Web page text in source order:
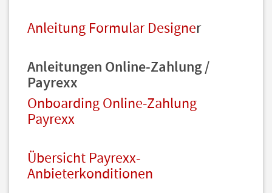
Anleitung Formular Designer
Anleitungen Online-Zahlung /
Payrexx
Onboarding Online-Zahlung
Payrexx
Übersicht Payrexx-
Anbieterkonditionen